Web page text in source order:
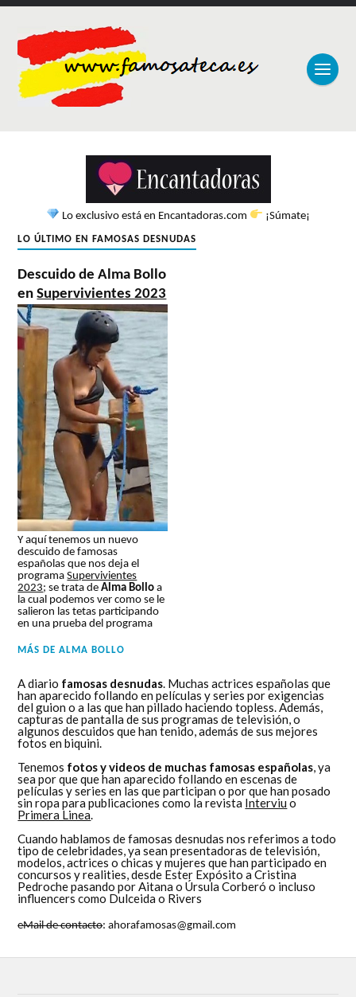
Lo exclusivo está en Encantadoras.com ¡Súmate¡
LO ÚLTIMO EN FAMOSAS DESNUDAS
Descuido de Alma Bollo
enSupervivientes 2023
Y aquí tenemos un nuevo
descuido de famosas
españolas que nos deja el
programaSupervivientes
2023; se trata deAlma Bollo a
la cual podemos ver como se le
salieron las tetas participando
en una prueba del programa
MÁS DEALMA BOLLO
A diario famosas desnudas. Muchas actrices españolas que
han aparecido follando en películas y series por exigencias
del guion o a las que han pillado haciendo topless. Además,
capturas de pantalla de sus programas de televisión, o
algunos descuidos que han tenido, además de sus mejores
fotos en biquini.
Tenemos fotos y videos de muchas famosas españolas, ya
sea por que que han aparecido follando en escenas de
películas y series en las que participan o por que han posado
sin ropa para publicaciones como la revista Interviu o
Primera Linea.
Cuando hablamos de famosas desnudas nos referimos a todo
tipo de celebridades, ya sean presentadoras de televisión,
modelos, actrices o chicas y mujeres que han participado en
concursos y realities, desde Ester Expósito a Cristina
Pedroche pasando por Aitana o Úrsula Corberó o incluso
influencers como Dulceida o Rivers
eMail de contacto: ahorafamosas@gmail.com